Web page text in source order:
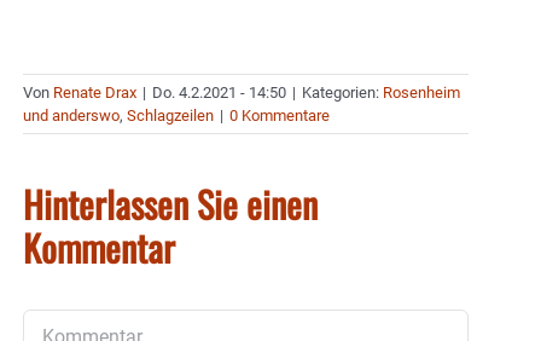
Von Renate Drax | Do. 4.2.2021 - 14:50 | Kategorien: Rosenheim
und anderswo, Schlagzeilen | 0 Kommentare
Hinterlassen Sie einen
Kommentar